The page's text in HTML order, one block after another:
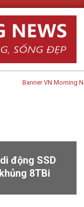
động SSD
8TBi